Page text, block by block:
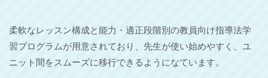
柔軟なレッスン構成と能力・適正段階別の教員向け指導法学
習プログラムが用意されており、先生が使い始めやすく、ユ
ニット間をスムーズに移行できるようになています。